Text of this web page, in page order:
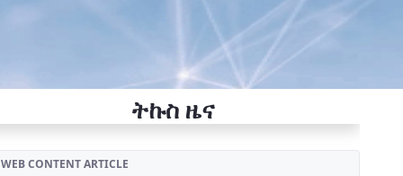
ትኩስ ዜና
WEB CONTENT ARTICLE